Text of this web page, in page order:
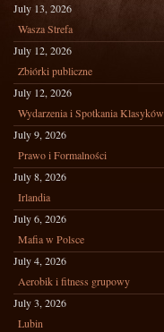
July 13, 2026
Wasza Strefa
July 12, 2026
Zbiórki publiczne
July 12, 2026
Wydarzenia i Spotkania Klasyków
July 9, 2026
Prawo i Formalności
July 8, 2026
Irlandia
July 6, 2026
Mafia w Polsce
July 4, 2026
Aerobik i fitness grupowy
July 3, 2026
Lubin